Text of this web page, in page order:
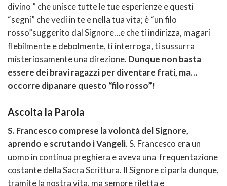
divino ” che unisce tutte le tue esperienze e questi
“segni” che vedi in te e nella tua vita; è “un filo
rosso”suggerito dal Signore…e che ti indirizza, magari
flebilmente e debolmente, ti interroga, ti sussurra
misteriosamente una direzione. Dunque non basta
essere dei bravi ragazzi per diventare frati, ma…
occorre dipanare questo “filo rosso”!
Ascolta la Parola
S. Francesco comprese la volontà del Signore,
aprendo e scrutando i Vangeli. S. Francesco era un
uomo in continua preghiera e aveva una frequentazione
costante della Sacra Scrittura. Il Signore ci parla dunque,
tramite la nostra vita, ma sempre riletta e